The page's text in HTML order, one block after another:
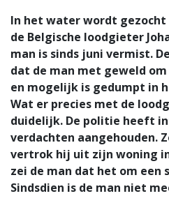
In het water wordt gezocht
de Belgische loodgieter
man is sinds juni vermist.
dat de man met geweld
en mogelijk is gedumpt in
Wat er precies met de
duidelijk. De politie heeft
verdachten aangehouden.
vertrok hij uit zijn woning
zei de man dat het om een
Sindsdien is de man niet